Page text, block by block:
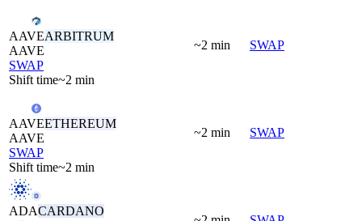
AAVEARBITRUM
AAVE
SWAP
Shift time~2 min
~2 min SWAP
AAVEETHEREUM
AAVE
SWAP
Shift time~2 min
~2 min SWAP
ADACARDANO